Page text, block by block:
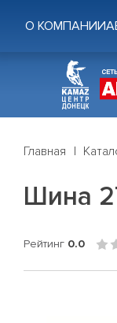
О КОМПАНИИ
Главная
Шина
Рейтинг 0.0